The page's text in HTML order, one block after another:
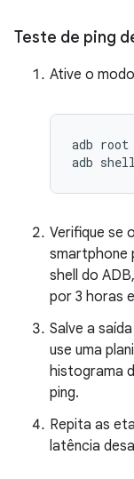
Teste de ping
Ative o
adb root
Verifique se
smartphone
shell do
por 3 horas
Salve a
use uma
histograma
ping.
Repita as
latência